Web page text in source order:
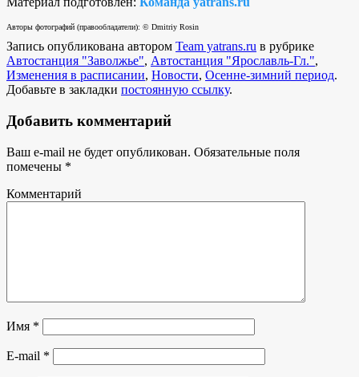
Авторы фотографий (правообладатели): © Dmitriy Rosin
Запись опубликована автором Team yatrans.ru в рубрике
Автостанция "Заволжье", Автостанция "Ярославль-Гл.",
Изменения в расписании, Новости, Осенне-зимний период.
Добавьте в закладки постоянную ссылку.
Добавить комментарий
Ваш e-mail не будет опубликован. Обязательные поля
помечены *
Комментарий
Имя *
E-mail *